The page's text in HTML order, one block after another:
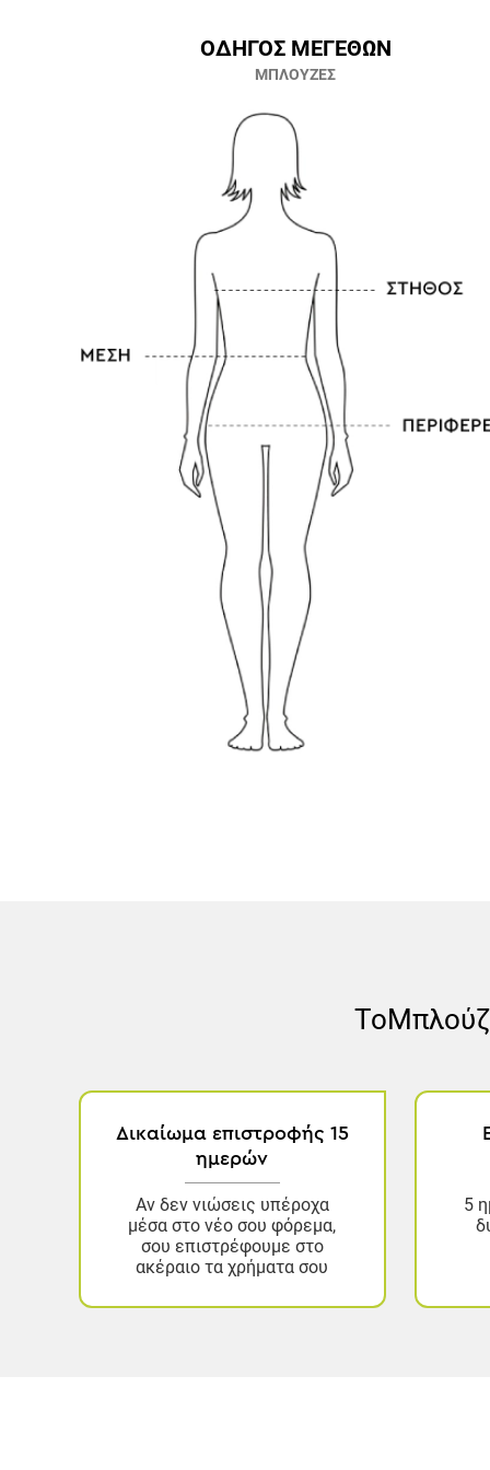
ΟΔΗΓΟΣ ΜΕΓΕΘΩΝ
ΜΠΛΟΥΖΕΣ
Το
Δικαίωμα επιστροφής 15
ημερών
Αν δεν νιώσεις υπέροχα
μέσα στο νέο σου φόρεμα,
σου επιστρέφουμε στο
ακέραιο τα χρήματα σου
5